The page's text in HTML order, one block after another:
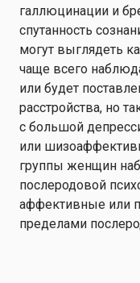
галлюцинации и
спутанность
могут выглядеть
чаще всего
или будет
расстройства, но
с большой
или
группы женщин
послеродовой
аффективные или
пределами